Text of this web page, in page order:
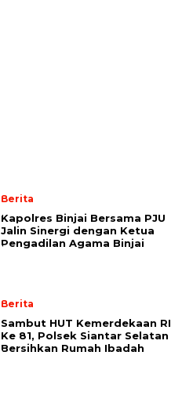
Berita
Kapolres Binjai Bersama PJU
Jalin Sinergi dengan Ketua
Pengadilan Agama Binjai
Berita
Sambut HUT Kemerdekaan RI
Ke 81, Polsek Siantar Selatan
Bersihkan Rumah Ibadah